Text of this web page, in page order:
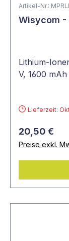
Artikel-Nr.:
Wisycom -
Lithium-
V, 1600
Lieferzeit:
20,50 €
Preise exkl.